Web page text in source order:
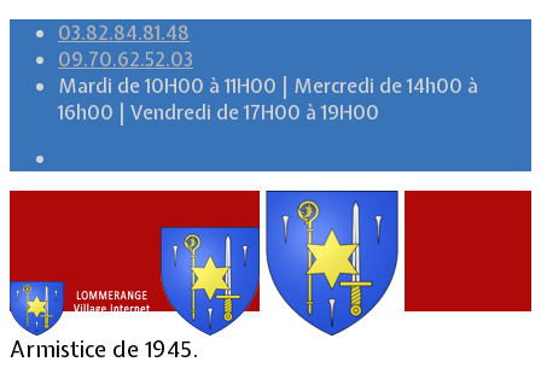
03.82.84.81.48
09.70.62.52.03
Mardi de 10H00 à 11H00 | Mercredi de 14h00 à
16h00 | Vendredi de 17H00 à 19H00
Armistice de 1945.